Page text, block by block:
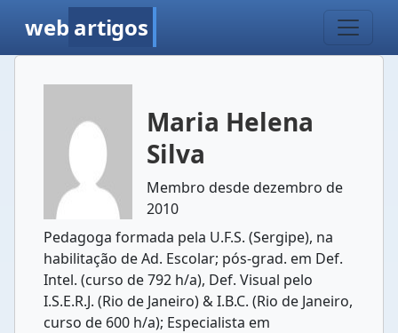
web artigos
Maria Helena
Silva
Membro desde dezembro de
2010
Pedagoga formada pela U.F.S. (Sergipe), na
habilitação de Ad. Escolar; pós-grad. em Def.
Intel. (curso de 792 h/a), Def. Visual pelo
I.S.E.R.J. (Rio de Janeiro) & I.B.C. (Rio de Janeiro,
curso de 600 h/a); Especialista em